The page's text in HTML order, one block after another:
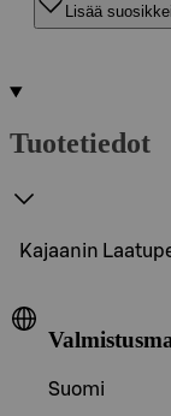
Lisää
Tuotetiedot
Kajaanin
Suomi